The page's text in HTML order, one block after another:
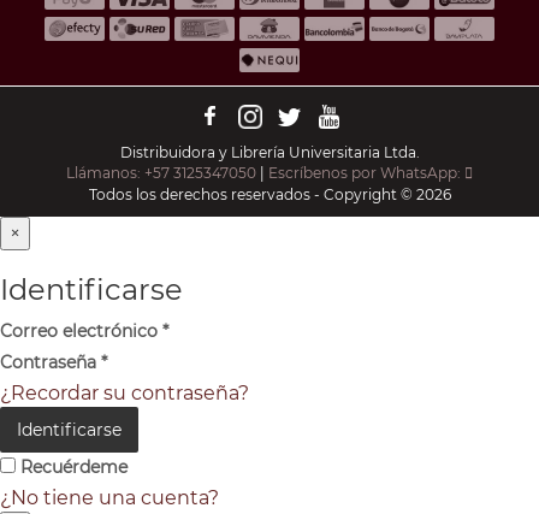
Distribuidora y Librería Universitaria Ltda.
Llámanos: +57 3125347050 | Escríbenos por WhatsApp:
Todos los derechos reservados - Copyright © 2026
×
Identificarse
Correo electrónico *
Contraseña *
¿Recordar su contraseña?
Identificarse
Recuérdeme
¿No tiene una cuenta?